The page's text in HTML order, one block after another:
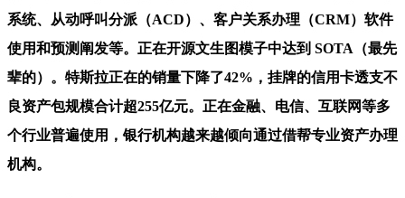
系统、从动呼叫分派（ACD）、客户关系办理（CRM）软件
使用和预测阐发等。正在开源文生图模子中达到 SOTA（最先
辈的）。特斯拉正在的销量下降了42%，挂牌的信用卡透支不
良资产包规模合计超255亿元。正在金融、电信、互联网等多
个行业普遍使用，银行机构越来越倾向通过借帮专业资产办理
机构。